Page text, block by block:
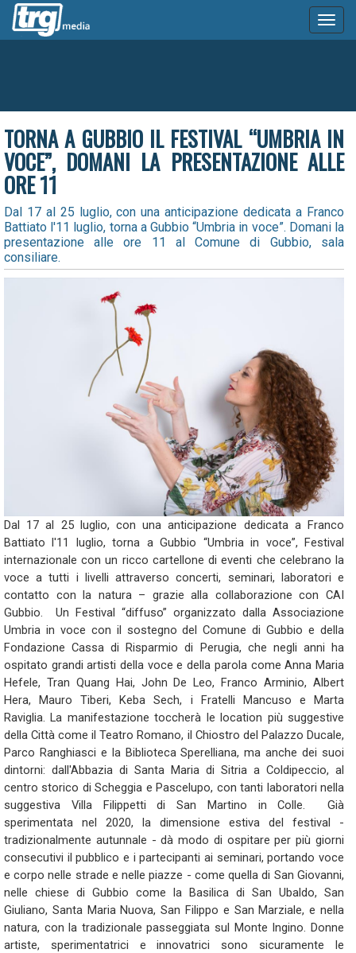
TORNA A GUBBIO IL FESTIVAL “UMBRIA IN
VOCE”, DOMANI LA PRESENTAZIONE ALLE
ORE 11
Dal 17 al 25 luglio, con una anticipazione dedicata a Franco
Battiato l'11 luglio, torna a Gubbio “Umbria in voce”. Domani la
presentazione alle ore 11 al Comune di Gubbio, sala
consiliare.
Dal 17 al 25 luglio, con una anticipazione dedicata a Franco
Battiato l'11 luglio, torna a Gubbio “Umbria in voce”, Festival
internazionale con un ricco cartellone di eventi che celebrano la
voce a tutti i livelli attraverso concerti, seminari, laboratori e
contatto con la natura – grazie alla collaborazione con CAI
Gubbio. Un Festival “diffuso” organizzato dalla Associazione
Umbria in voce con il sostegno del Comune di Gubbio e della
Fondazione Cassa di Risparmio di Perugia, che negli anni ha
ospitato grandi artisti della voce e della parola come Anna Maria
Hefele, Tran Quang Hai, John De Leo, Franco Arminio, Albert
Hera, Mauro Tiberi, Keba Sech, i Fratelli Mancuso e Marta
Raviglia. La manifestazione toccherà le location più suggestive
della Città come il Teatro Romano, il Chiostro del Palazzo Ducale,
Parco Ranghiasci e la Biblioteca Sperelliana, ma anche dei suoi
dintorni: dall'Abbazia di Santa Maria di Sitria a Coldipeccio, al
centro storico di Scheggia e Pascelupo, con tanti laboratori nella
suggestiva Villa Filippetti di San Martino in Colle. Già
sperimentata nel 2020, la dimensione estiva del festival -
tradizionalmente autunnale - dà modo di ospitare per più giorni
consecutivi il pubblico e i partecipanti ai seminari, portando voce
e corpo nelle strade e nelle piazze - come quella di San Giovanni,
nelle chiese di Gubbio come la Basilica di San Ubaldo, San
Giuliano, Santa Maria Nuova, San Filippo e San Marziale, e nella
natura, con la tradizionale passeggiata sul Monte Ingino. Donne
artiste, sperimentatrici e innovatrici sono sicuramente le